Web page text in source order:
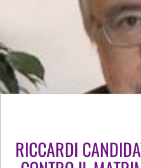
RICCARDI